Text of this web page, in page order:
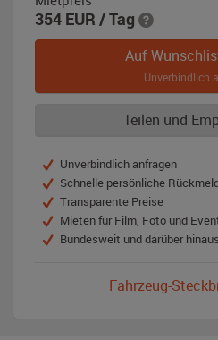
354 EUR / Tag
Auf
Unverbindlich
Teilen und
Unverbindlich anfragen
Schnelle persönliche
Transparente Preise
Mieten für Film, Foto und
Bundesweit und darüber hinaus
Fahrzeug-